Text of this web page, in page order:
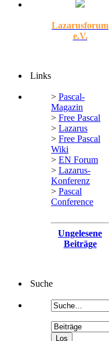
Lazarusforum
e.V.
Links
> Pascal-
Magazin
> Free Pascal
> Lazarus
> Free Pascal
Wiki
> EN Forum
> Lazarus-
Konferenz
> Pascal
Conference
Ungelesene
Beiträge
Suche